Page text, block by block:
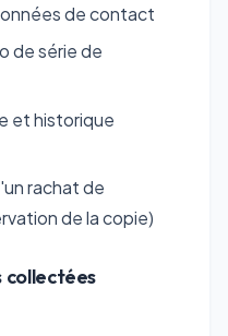
de contact
de série de
et historique
rachat de
de la copie)
collectées